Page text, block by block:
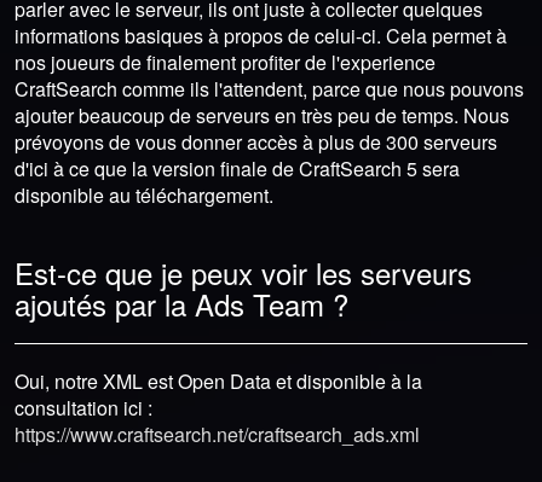
parler avec le serveur, ils ont juste à collecter quelques
informations basiques à propos de celui-ci. Cela permet à
nos joueurs de finalement profiter de l'experience
CraftSearch comme ils l'attendent, parce que nous pouvons
ajouter beaucoup de serveurs en très peu de temps. Nous
prévoyons de vous donner accès à plus de 300 serveurs
d'ici à ce que la version finale de CraftSearch 5 sera
disponible au téléchargement.
Est-ce que je peux voir les serveurs
ajoutés par la Ads Team ?
Oui, notre XML est Open Data et disponible à la
consultation ici :
https://www.craftsearch.net/craftsearch_ads.xml